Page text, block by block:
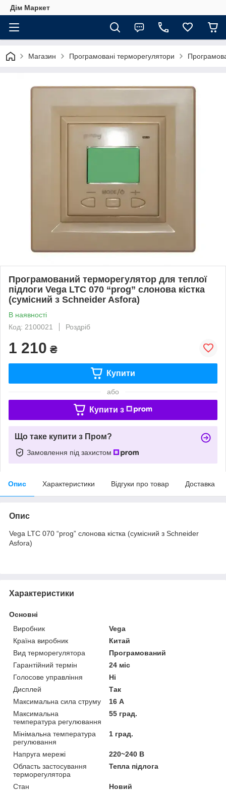
Дім Маркет
Магазин Програмовані терморегулятори
Програмований терморегулятор для теплої
підлоги Vega LTC 070 “prog” слонова кістка
(сумісний з Schneider Asfora)
В наявності
Код: 2100021
Роздріб
1 210 ₴
Купити
або
Купити з
Що таке купити з Пром?
Замовлення під захистом
Опис Характеристики Відгуки про товар Доставка
Опис
Vega LTC 070 “prog” слонова кістка (сумісний з Schneider
Asfora)
Характеристики
Основні
Виробник
Vega
Країна виробник
Китай
Вид терморегулятора
Програмований
Гарантійний термін
24 міс
Голосове управління
Ні
Дисплей
Так
Максимальна сила струму
16 А
Максимальна
температура регулювання
55 град.
Мінімальна температура
регулювання
1 град.
Напруга мережі
220~240 В
Область застосування
терморегулятора
Тепла підлога
Стан
Новий